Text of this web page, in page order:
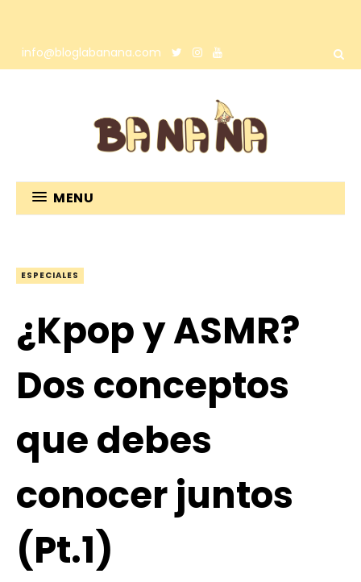
info@bloglabanana.com
MENU
ESPECIALES
¿Kpop y ASMR?
Dos conceptos
que debes
conocer juntos
(Pt.1)